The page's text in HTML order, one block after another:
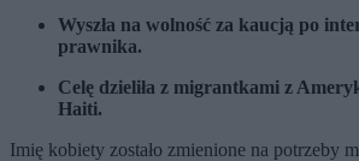
Wyszła na wolność za kaucją po
prawnika.
Celę dzieliła z migrantkami z
Haiti.
Imię kobiety zostało zmienione na potrzeby